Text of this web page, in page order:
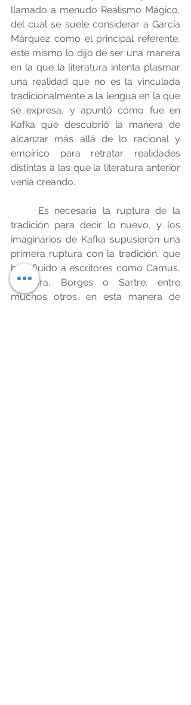
llamado a menudo Realismo Mágico,
del cual se suele considerar a García
Márquez como el principal referente,
este mismo lo dijo de ser una manera
en la que la literatura intenta plasmar
una realidad que no es la vinculada
tradicionalmente a la lengua en la que
se expresa, y apuntó cómo fue en
Kafka que descubrió la manera de
alcanzar más allá de lo racional y
empírico para retratar realidades
distintas a las que la literatura anterior
venía creando.
tradición para decir lo nuevo, y los
imaginarios de Kafka supusieron una
primera ruptura con la tradición, que
ha influido a escritores como Camus,
Kundera, Borges o Sartre, entre
muchos otros, en esta manera de